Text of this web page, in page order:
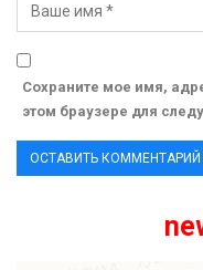
Сохраните мое имя,
этом браузере для